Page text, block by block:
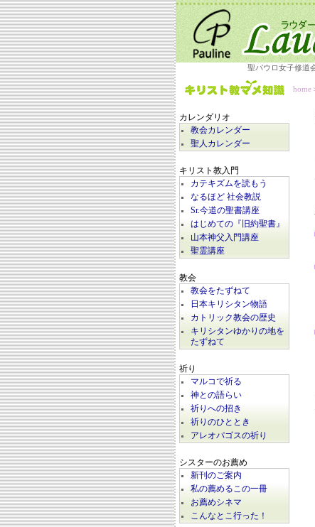
聖パウロ女子修道
カレンダリオ
教会カレンダー
聖人カレンダー
キリスト教入門
カテキズムを読もう
なるほど 社会教説
Sr.今道の聖書講座
はじめての『旧約聖書』
山本神父入門講座
聖霊講座
教会
教会をたずねて
日本キリシタン物語
カトリック教会の歴史
キリシタンゆかりの地を
たずねて
祈り
マルコで祈る
神との語らい
祈りへの招き
祈りのひととき
アレオパゴスの祈り
シスターのお薦め
新刊のご案内
私の薦めるこの一冊
お薦めシネマ
こんなとこ行った！
home